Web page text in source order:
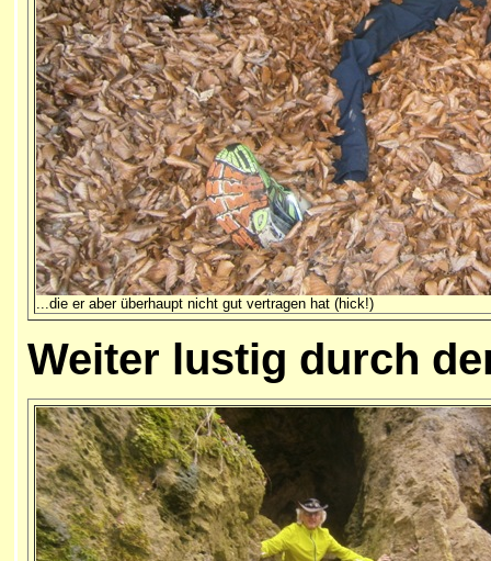
...die er aber überhaupt nicht gut vertragen hat (hick!)
Weiter lustig durch